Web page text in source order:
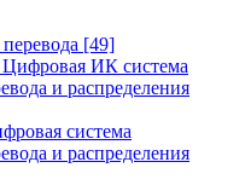
[49]
ИК система
и распределения
система
и распределения